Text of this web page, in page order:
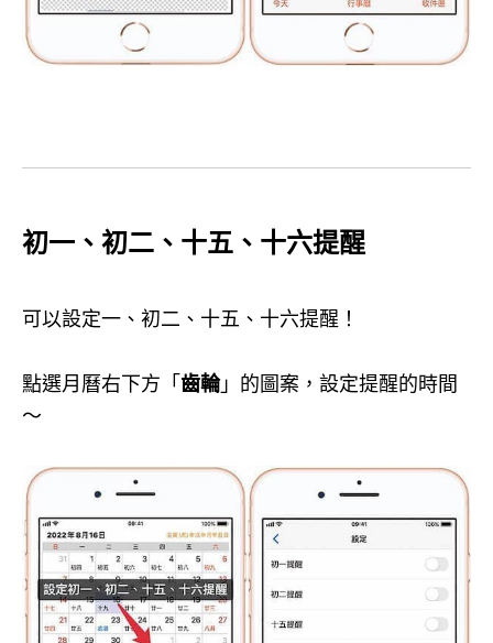
初一、初二、十五、十六提醒
可以設定一、初二、十五、十六提醒！
點選月曆右下方「 齒輪」的圖案，設定提醒的時間
～